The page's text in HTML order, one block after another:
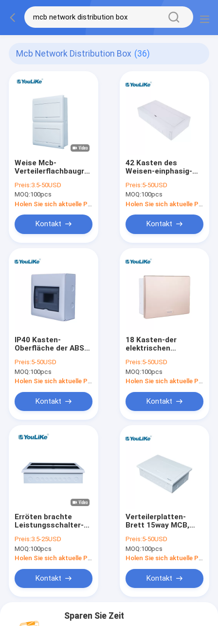
Mcb Network Distribution Box (36)
Weise Mcb-
Verteilerflachbaugruppe
Verbraucher-
Einheiten Mcb-
Kasten-Verteilungs-
26
Preis:3.5-50USD
MOQ:100pcs
Kontakt
42 Kasten des
Weisen-einphasig-
Soemantiverfärbung
PVC-M Enclosure Box
Preis:5-50USD
MOQ:100pcs
Kontakt
IP40 Kasten-
Oberfläche der ABS
MCB
Verteilerflachbaugruppen-
7 der Weisen-TPN
Preis:5-50USD
MOQ:100pcs
Kontakt
18 Kasten-der
elektrischen
Plastikverbraucher-
Einheits-ebene Berg-
MCB
Innen
Preis:5-50USD
MOQ:100pcs
Kontakt
Erröten brachte
Leistungsschalter-
einphasig-MCB des
Kasten-42Way an
Preis:3.5-25USD
MOQ:100pcs
Holen Sie sich aktuelle Preis
Kontakt
Verteilerplatten-
Brett 15way MCB,
Brett-Pulver
beschichtete Stahl
Preis:5-50USD
MOQ:100pcs
Holen Sie sich aktuelle Preis
Kontakt
Sparen Sie Zeit